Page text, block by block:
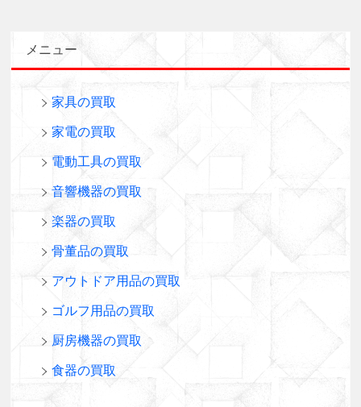
メニュー
家具の買取
家電の買取
電動工具の買取
音響機器の買取
楽器の買取
骨董品の買取
アウトドア用品の買取
ゴルフ用品の買取
厨房機器の買取
食器の買取